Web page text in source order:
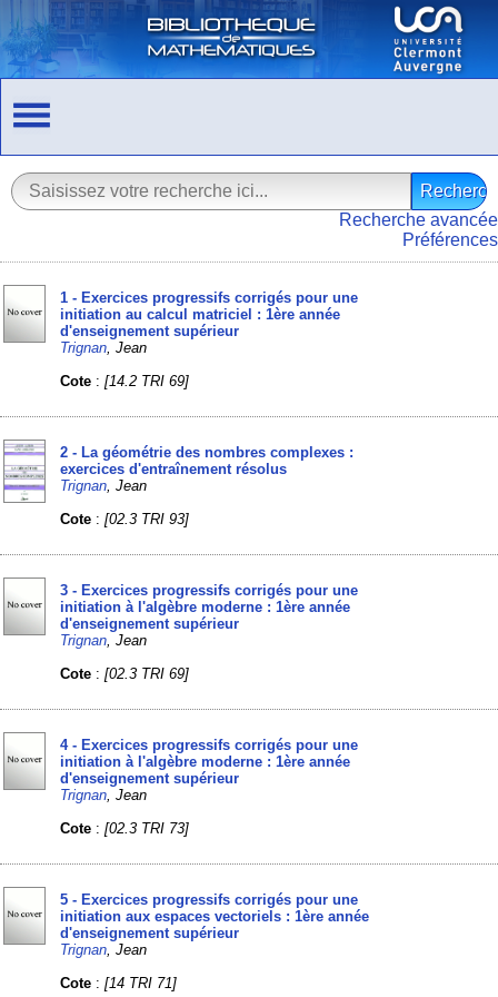
Recherche avancée
Préférences
1 - Exercices progressifs corrigés pour une
initiation au calcul matriciel : 1ère année
d'enseignement supérieur
Trignan , Jean
Cote :[14.2 TRI 69]
2 - La géométrie des nombres complexes :
exercices d'entraînement résolus
Trignan , Jean
Cote :[02.3 TRI 93]
3 - Exercices progressifs corrigés pour une
initiation à l'algèbre moderne : 1ère année
d'enseignement supérieur
Trignan , Jean
Cote :[02.3 TRI 69]
4 - Exercices progressifs corrigés pour une
initiation à l'algèbre moderne : 1ère année
d'enseignement supérieur
Trignan , Jean
Cote :[02.3 TRI 73]
5 - Exercices progressifs corrigés pour une
initiation aux espaces vectoriels : 1ère année
d'enseignement supérieur
Trignan , Jean
Cote :[14 TRI 71]